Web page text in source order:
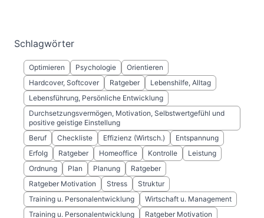
Schlagwörter
Optimieren Psychologie
Orientieren
Hardcover, Softcover
Ratgeber
Lebenshilfe, Alltag
Lebensführung, Persönliche Entwicklung
Durchsetzungsvermögen, Motivation, Selbstwertgefühl und
positive geistige Einstellung
Beruf
Checkliste Effizienz (Wirtsch.)
Entspannung
Erfolg
Ratgeber Homeoffice Kontrolle
Leistung
Ordnung
Plan Planung
Ratgeber
Ratgeber Motivation
Stress
Struktur
Training u. Personalentwicklung
Wirtschaft u. Management
Training u. Personalentwicklung
Ratgeber Motivation